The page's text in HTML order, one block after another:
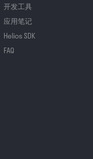
开发工具
应用笔记
Helios SDK
FAQ